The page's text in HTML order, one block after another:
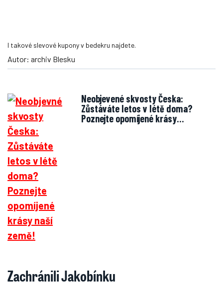
I takové slevové kupony v bedekru najdete.
Autor: archiv Blesku
Neobjevené skvosty Česka:
Zůstáváte letos v létě doma?
Poznejte opomíjené krásy…
Zachránili Jakobínku